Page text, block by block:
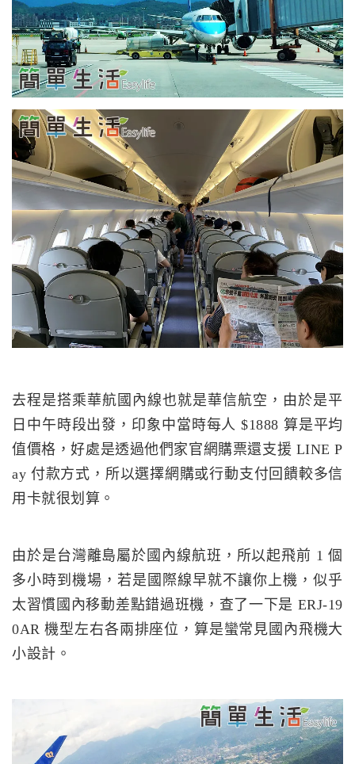
去程是搭乘華航國內線也就是華信航空，由於是平
日中午時段出發，印象中當時每人 $1888 算是平均
值價格，好處是透過他們家官網購票還支援 LINE P
ay 付款方式，所以選擇網購或行動支付回饋較多信
用卡就很划算。
由於是台灣離島屬於國內線航班，所以起飛前 1 個
多小時到機場，若是國際線早就不讓你上機，似乎
太習慣國內移動差點錯過班機，查了一下是 ERJ-19
0AR 機型左右各兩排座位，算是蠻常見國內飛機大
小設計。